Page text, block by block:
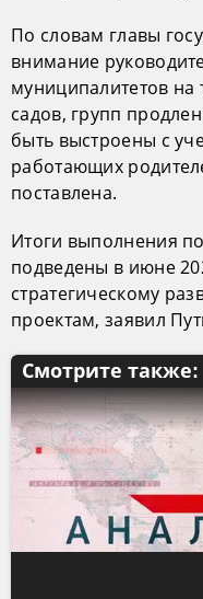
По словам главы
внимание
муниципалитетов на
садов, групп
быть выстроены с
работающих
поставлена.
Итоги выполнения
подведены в июне
стратегическому
проектам, заявил
Смотрите также: